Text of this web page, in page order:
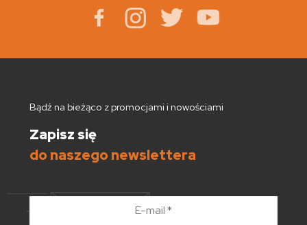
Bądź na bieżąco z promocjami i nowościami
Zapisz się
do naszego newslettera